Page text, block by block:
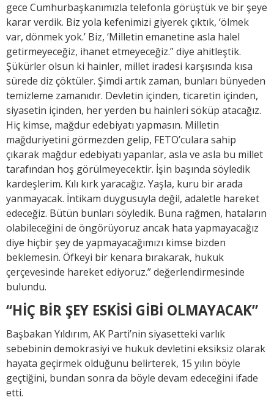
gece Cumhurbaşkanımızla telefonla görüştük ve bir şeye
karar verdik. Biz yola kefenimizi giyerek çıktık, ‘ölmek
var, dönmek yok.’ Biz, ‘Milletin emanetine asla halel
getirmeyeceğiz, ihanet etmeyeceğiz.” diye ahitleştik.
Şükürler olsun ki hainler, millet iradesi karşısında kısa
sürede diz çöktüler. Şimdi artık zaman, bunları bünyeden
temizleme zamanıdır. Devletin içinden, ticaretin içinden,
siyasetin içinden, her yerden bu hainleri söküp atacağız.
Hiç kimse, mağdur edebiyatı yapmasın. Milletin
mağduriyetini görmezden gelip, FETO’culara sahip
çıkarak mağdur edebiyatı yapanlar, asla ve asla bu millet
tarafından hoş görülmeyecektir. İşin başında söyledik
kardeşlerim. Kılı kırk yaracağız. Yaşla, kuru bir arada
yanmayacak. İntikam duygusuyla değil, adaletle hareket
edeceğiz. Bütün bunları söyledik. Buna rağmen, hataların
olabileceğini de öngörüyoruz ancak hata yapmayacağız
diye hiçbir şey de yapmayacağımızı kimse bizden
beklemesin. Öfkeyi bir kenara bırakarak, hukuk
çerçevesinde hareket ediyoruz.” değerlendirmesinde
bulundu.
“HİÇ BİR ŞEY ESKİSİ GİBİ OLMAYACAK”
Başbakan Yıldırım, AK Parti’nin siyasetteki varlık
sebebinin demokrasiyi ve hukuk devletini eksiksiz olarak
hayata geçirmek olduğunu belirterek, 15 yılın böyle
geçtiğini, bundan sonra da böyle devam edeceğini ifade
etti.